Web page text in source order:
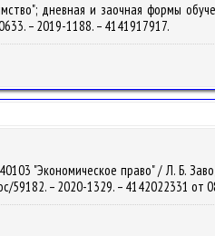
дневная и заочная формы
– 2019-1188. – 4141917917.
"Экономическое право" / Л. Б.
59182. – 2020-1329. – 4142022331 от